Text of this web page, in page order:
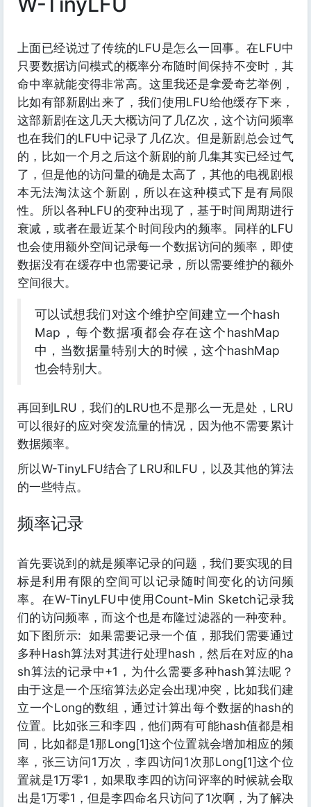
上面已经说过了传统的LFU是怎么一回事。在LFU中
只要数据访问模式的概率分布随时间保持不变时，其
命中率就能变得非常高。这里我还是拿爱奇艺举例，
比如有部新剧出来了，我们使用LFU给他缓存下来，
这部新剧在这几天大概访问了几亿次，这个访问频率
也在我们的LFU中记录了几亿次。但是新剧总会过气
的，比如一个月之后这个新剧的前几集其实已经过气
了，但是他的访问量的确是太高了，其他的电视剧根
本无法淘汰这个新剧，所以在这种模式下是有局限
性。所以各种LFU的变种出现了，基于时间周期进行
衰减，或者在最近某个时间段内的频率。同样的LFU
也会使用额外空间记录每一个数据访问的频率，即使
数据没有在缓存中也需要记录，所以需要维护的额外
空间很大。
可以试想我们对这个维护空间建立一个hash
Map，每个数据项都会存在这个hashMap
中，当数据量特别大的时候，这个hashMap
也会特别大。
再回到LRU，我们的LRU也不是那么一无是处，LRU
可以很好的应对突发流量的情况，因为他不需要累计
数据频率。
所以W-TinyLFU结合了LRU和LFU，以及其他的算法
的一些特点。
频率记录
首先要说到的就是频率记录的问题，我们要实现的目
标是利用有限的空间可以记录随时间变化的访问频
率。在W-TinyLFU中使用Count-Min Sketch记录我
们的访问频率，而这个也是布隆过滤器的一种变种。
如下图所示: 如果需要记录一个值，那我们需要通过
多种Hash算法对其进行处理hash，然后在对应的ha
sh算法的记录中+1，为什么需要多种hash算法呢？
由于这是一个压缩算法必定会出现冲突，比如我们建
立一个Long的数组，通过计算出每个数据的hash的
位置。比如张三和李四，他们两有可能hash值都是相
同，比如都是1那Long[1]这个位置就会增加相应的频
率，张三访问1万次，李四访问1次那Long[1]这个位
置就是1万零1，如果取李四的访问评率的时候就会取
出是1万零1，但是李四命名只访问了1次啊，为了解决